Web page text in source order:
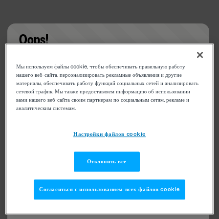
Oops!
Something went wrong. Please try refreshing the
app
Мы используем файлы cookie, чтобы обеспечивать правильную работу
нашего веб-сайта, персонализировать рекламные объявления и другие
материалы, обеспечивать работу функций социальных сетей и анализировать
сетевой трафик. Мы также предоставляем информацию об использовании
вами нашего веб-сайта своим партнерам по социальным сетям, рекламе и
аналитическим системам.
Настройки файлов cookie
Отклонить все
Согласиться с использованием всех файлов cookie